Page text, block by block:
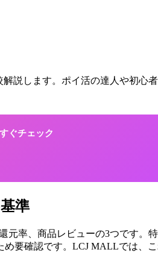
説します。ポイ活の達人や初心
ぐチェック
準
元率、商品レビューの3つです。
要確認です。LCJ MALLでは、